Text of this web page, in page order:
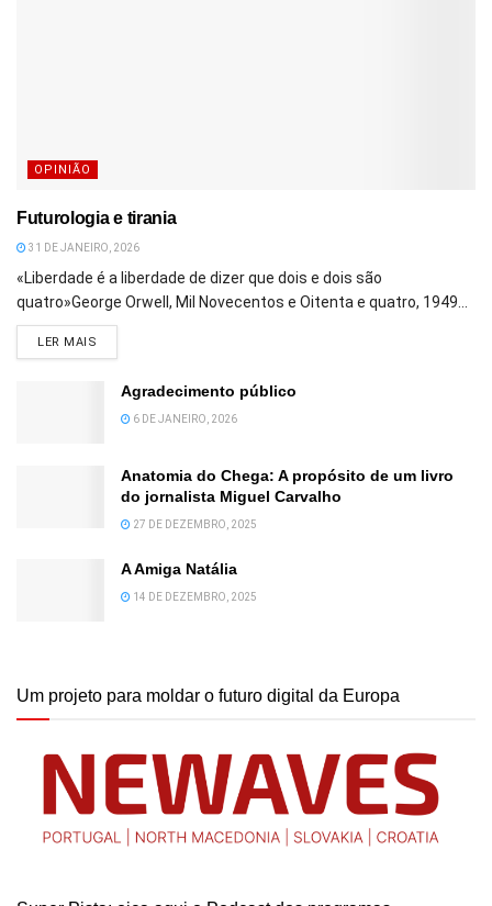
OPINIÃO
Futurologia e tirania
31 DE JANEIRO, 2026
«Liberdade é a liberdade de dizer que dois e dois são
quatro»George Orwell, Mil Novecentos e Oitenta e quatro, 1949...
LER MAIS
Agradecimento público
6 DE JANEIRO, 2026
Anatomia do Chega: A propósito de um livro
do jornalista Miguel Carvalho
27 DE DEZEMBRO, 2025
A Amiga Natália
14 DE DEZEMBRO, 2025
Um projeto para moldar o futuro digital da Europa